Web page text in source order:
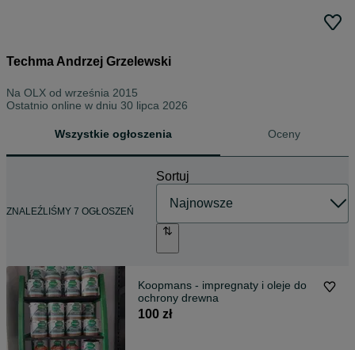
Techma Andrzej Grzelewski
Na OLX od września 2015
Ostatnio online w dniu 30 lipca 2026
Wszystkie ogłoszenia Oceny
ZNALEŹLIŚMY 7 OGŁOSZEŃ
Sortuj
Koopmans - impregnaty i oleje do
ochrony drewna
100 zł